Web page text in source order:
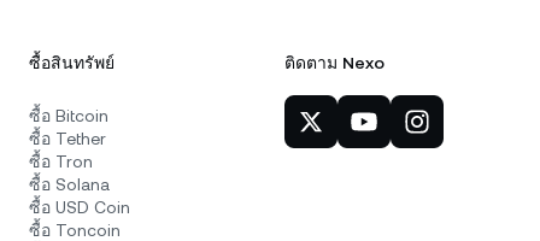
ซื้อสินทรัพย์
ซื้อ Bitcoin
ซื้อ Tether
ซื้อ Tron
ซื้อ Solana
ซื้อ USD Coin
ซื้อ Toncoin
ติดตาม Nexo